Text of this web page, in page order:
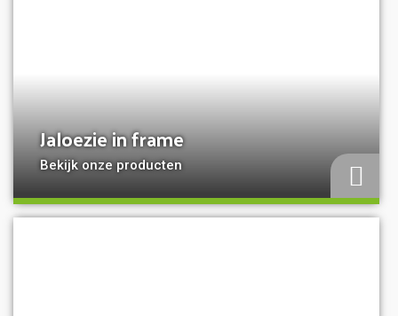
Jaloezie in frame
Bekijk onze producten